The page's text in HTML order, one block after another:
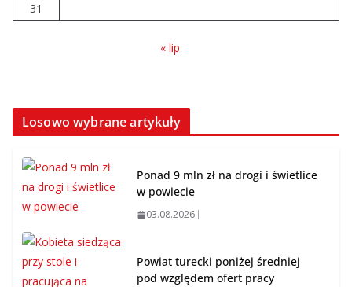
31
« lip
Losowo wybrane artykuły
Ponad 9 mln zł na drogi i świetlice
w powiecie
03.08.2026
Powiat turecki poniżej średniej
pod względem ofert pracy